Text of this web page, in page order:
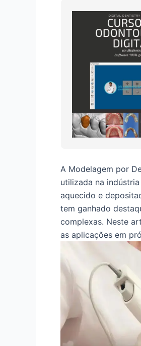
A Modelagem por
utilizada na
aquecido e
tem ganhado
complexas. Neste
as aplicações em